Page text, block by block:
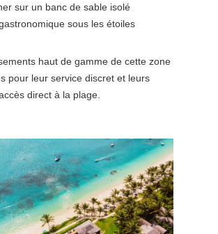
sur un banc de sable isolé
sous les étoiles
haut de gamme de cette zone
pour leur service discret et leurs
direct à la plage.